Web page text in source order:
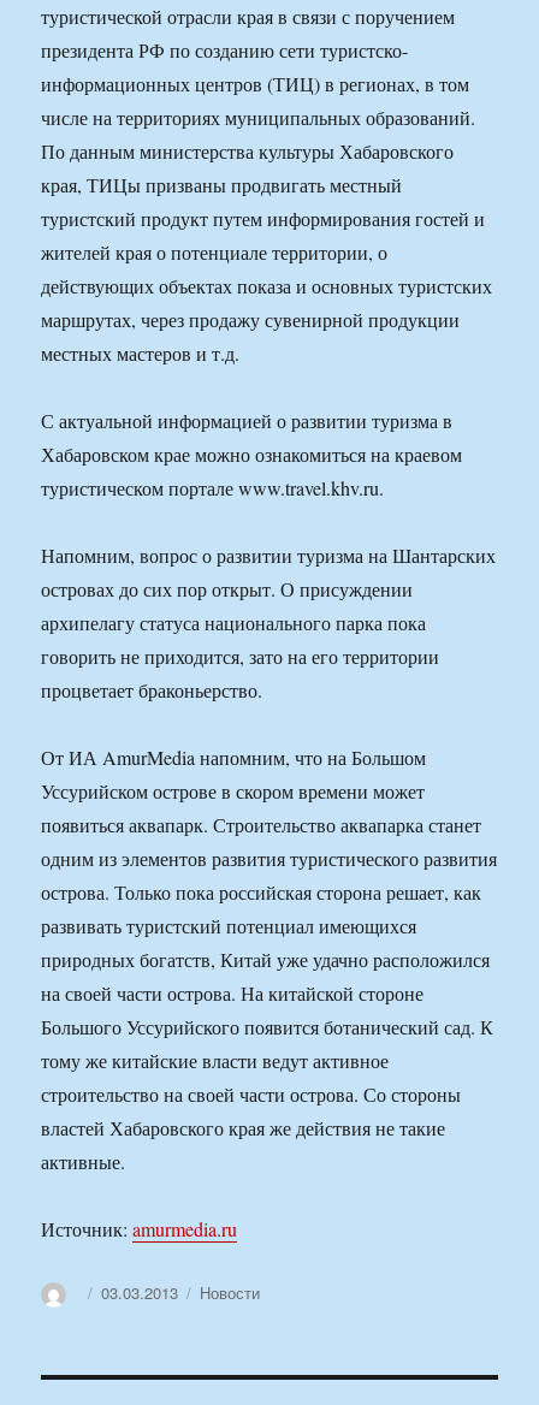
туристической отрасли края в связи с поручением
президента РФ по созданию сети туристско-
информационных центров (ТИЦ) в регионах, в том
числе на территориях муниципальных образований.
По данным министерства культуры Хабаровского
края, ТИЦы призваны продвигать местный
туристский продукт путем информирования гостей и
жителей края о потенциале территории, о
действующих объектах показа и основных туристских
маршрутах, через продажу сувенирной продукции
местных мастеров и т.д.
С актуальной информацией о развитии туризма в
Хабаровском крае можно ознакомиться на краевом
туристическом портале www.travel.khv.ru.
Напомним, вопрос о развитии туризма на Шантарских
островах до сих пор открыт. О присуждении
архипелагу статуса национального парка пока
говорить не приходится, зато на его территории
процветает браконьерство.
От ИА AmurMedia напомним, что на Большом
Уссурийском острове в скором времени может
появиться аквапарк. Строительство аквапарка станет
одним из элементов развития туристического развития
острова. Только пока российская сторона решает, как
развивать туристский потенциал имеющихся
природных богатств, Китай уже удачно расположился
на своей части острова. На китайской стороне
Большого Уссурийского появится ботанический сад. К
тому же китайские власти ведут активное
строительство на своей части острова. Со стороны
властей Хабаровского края же действия не такие
активные.
Источник:amurmedia.ru
АвторОпубликовано
03.03.2013 Рубрики
Новости